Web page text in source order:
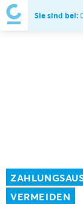
Sie sind bei:
VERMEIDEN